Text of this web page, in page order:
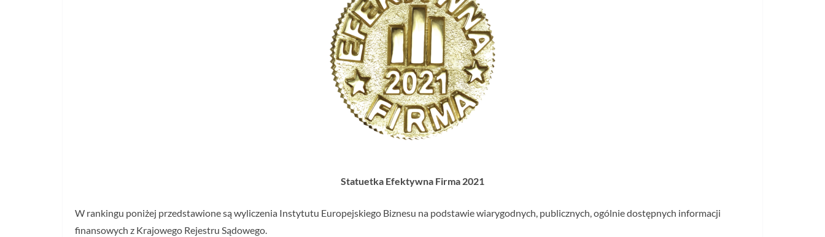
Statuetka Efektywna Firma 2021
W rankingu poniżej przedstawione są wyliczenia Instytutu Europejskiego Biznesu na podstawie wiarygodnych, publicznych, ogólnie dostępnych informacji
finansowych z Krajowego Rejestru Sądowego.